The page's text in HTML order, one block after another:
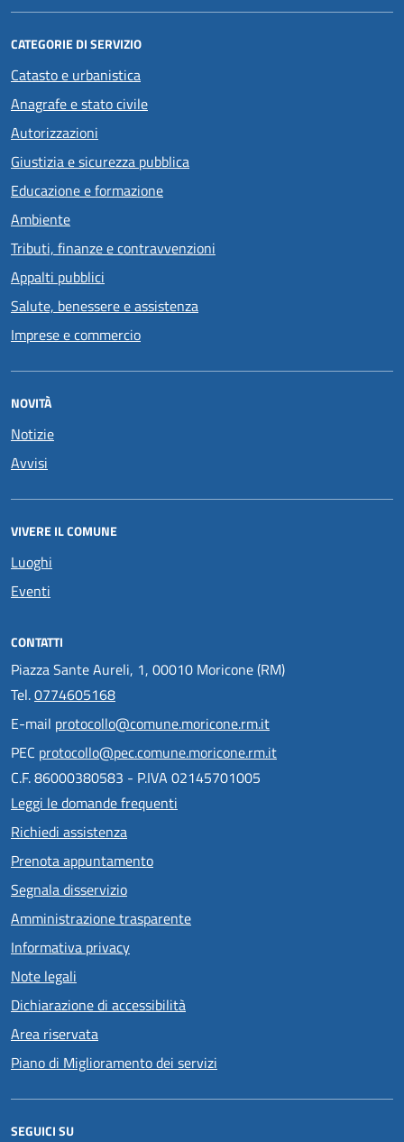
CATEGORIE DI SERVIZIO
Catasto e urbanistica
Anagrafe e stato civile
Autorizzazioni
Giustizia e sicurezza pubblica
Educazione e formazione
Ambiente
Tributi, finanze e contravvenzioni
Appalti pubblici
Salute, benessere e assistenza
Imprese e commercio
NOVITÀ
Notizie
Avvisi
VIVERE IL COMUNE
Luoghi
Eventi
CONTATTI
Piazza Sante Aureli, 1, 00010 Moricone (RM)
Tel.0774605168
E-mail protocollo@comune.moricone.rm.it
PEC protocollo@pec.comune.moricone.rm.it
C.F. 86000380583 - P.IVA 02145701005
Leggi le domande frequenti
Richiedi assistenza
Prenota appuntamento
Segnala disservizio
Amministrazione trasparente
Informativa privacy
Note legali
Dichiarazione di accessibilità
Area riservata
Piano di Miglioramento dei servizi
SEGUICI SU